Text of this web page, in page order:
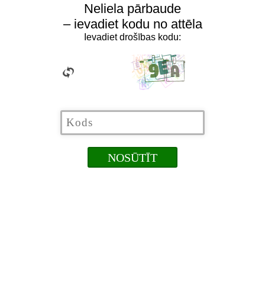
Neliela pārbaude
– ievadiet kodu no attēla
Ievadiet drošības kodu: